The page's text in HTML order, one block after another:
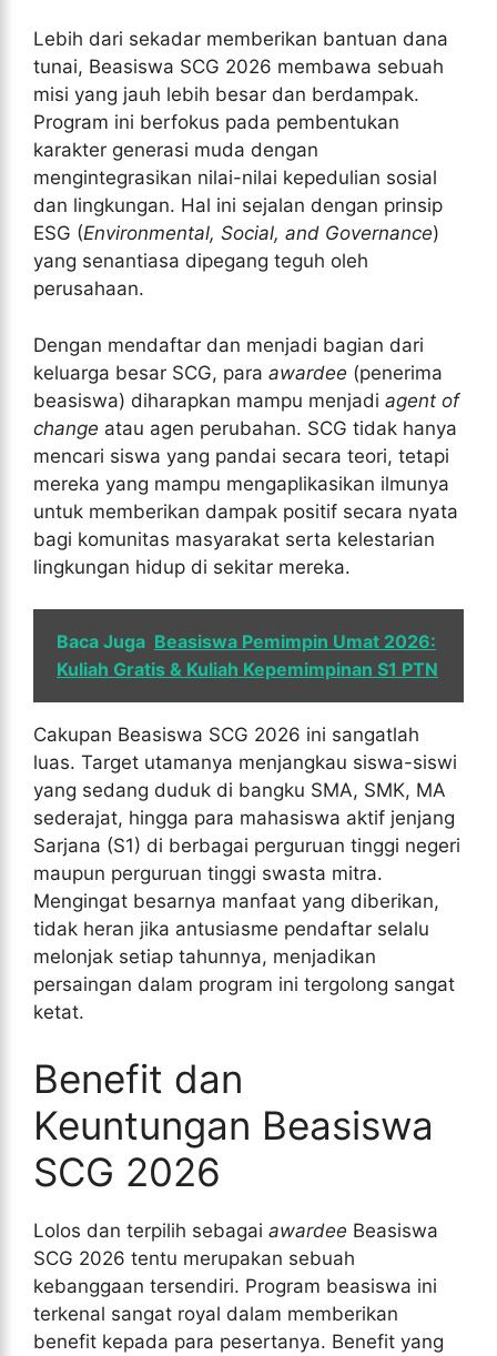
Lebih dari sekadar memberikan bantuan dana
tunai, Beasiswa SCG 2026 membawa sebuah
misi yang jauh lebih besar dan berdampak.
Program ini berfokus pada pembentukan
karakter generasi muda dengan
mengintegrasikan nilai-nilai kepedulian sosial
dan lingkungan. Hal ini sejalan dengan prinsip
ESG (Environmental, Social, and Governance)
yang senantiasa dipegang teguh oleh
perusahaan.
Dengan mendaftar dan menjadi bagian dari
keluarga besar SCG, para awardee (penerima
beasiswa) diharapkan mampu menjadi agent of
change atau agen perubahan. SCG tidak hanya
mencari siswa yang pandai secara teori, tetapi
mereka yang mampu mengaplikasikan ilmunya
untuk memberikan dampak positif secara nyata
bagi komunitas masyarakat serta kelestarian
lingkungan hidup di sekitar mereka.
Baca Juga Beasiswa Pemimpin Umat 2026:
Kuliah Gratis & Kuliah Kepemimpinan S1 PTN
Cakupan Beasiswa SCG 2026 ini sangatlah
luas. Target utamanya menjangkau siswa-siswi
yang sedang duduk di bangku SMA, SMK, MA
sederajat, hingga para mahasiswa aktif jenjang
Sarjana (S1) di berbagai perguruan tinggi negeri
maupun perguruan tinggi swasta mitra.
Mengingat besarnya manfaat yang diberikan,
tidak heran jika antusiasme pendaftar selalu
melonjak setiap tahunnya, menjadikan
persaingan dalam program ini tergolong sangat
ketat.
Benefit dan
Keuntungan Beasiswa
SCG 2026
Lolos dan terpilih sebagai awardee Beasiswa
SCG 2026 tentu merupakan sebuah
kebanggaan tersendiri. Program beasiswa ini
terkenal sangat royal dalam memberikan
benefit kepada para pesertanya. Benefit yang